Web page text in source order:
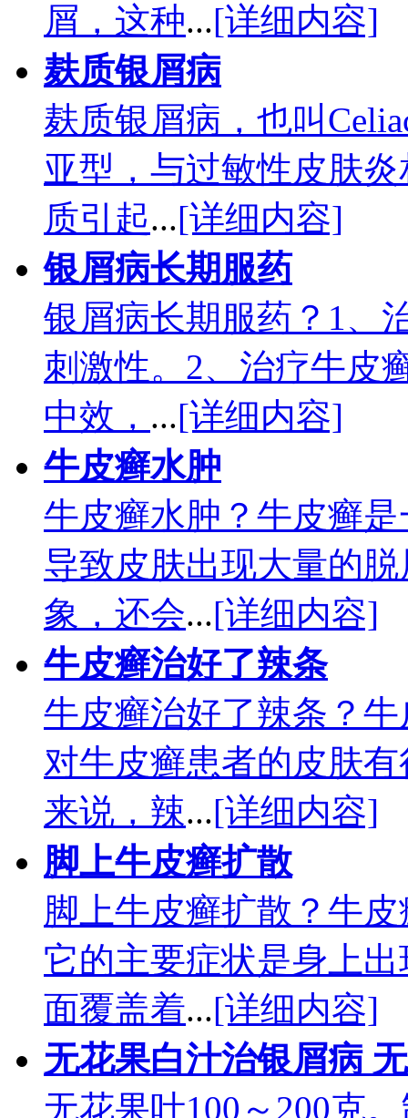
屑，这种...[详细内容]
麸质银屑病
麸质银屑病，也叫
亚型，与过敏性皮肤
质引起...[详细内容]
银屑病长期服药
银屑病长期服药？1、
刺激性。2、治疗牛皮
中效， ...[详细内容]
牛皮癣水肿
牛皮癣水肿？牛皮癣
导致皮肤出现大量的
象，还会...[详细内容]
牛皮癣治好了辣条
牛皮癣治好了辣条？
对牛皮癣患者的皮肤
来说，辣...[详细内容]
脚上牛皮癣扩散
脚上牛皮癣扩散？牛
它的主要症状是身上
面覆盖着...[详细内容]
无花果白汁治银屑病
无花果叶100～200克